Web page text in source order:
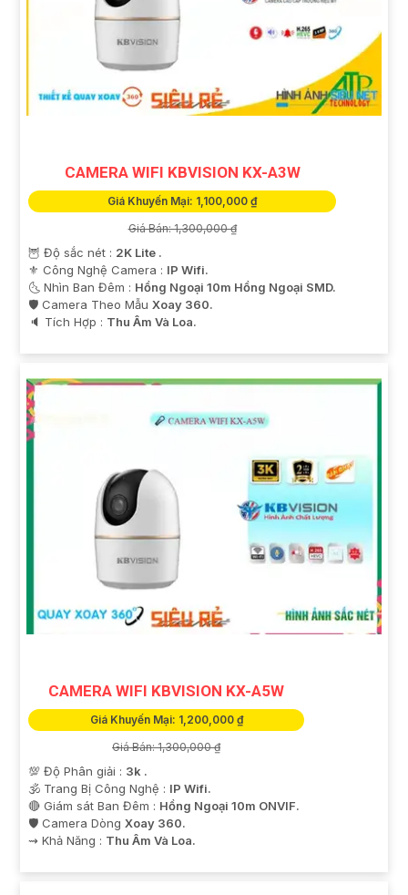
CAMERA WIFI KBVISION KX-A3W
Giá Khuyến Mại: 1,100,000 ₫
Giá Bán: 1,300,000 ₫
🦉 Độ sắc nét : 2K Lite .
⚜️ Công Nghệ Camera : IP Wifi.
🌜 Nhìn Ban Đêm : Hồng Ngoại 10m Hồng Ngoại SMD.
🛡 Camera Theo Mẫu Xoay 360.
️🔈 Tích Hợp : Thu Âm Và Loa.
CAMERA WIFI KBVISION KX-A5W
Giá Khuyến Mại: 1,200,000 ₫
Giá Bán: 1,300,000 ₫
💯 Độ Phân giải : 3k .
🕉️ Trang Bị Công Nghệ : IP Wifi.
🔴 Giám sát Ban Đêm : Hồng Ngoại 10m ONVIF.
🛡 Camera Dòng Xoay 360.
️⇝ Khả Năng : Thu Âm Và Loa.